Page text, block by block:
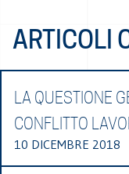
ARTICOLI
LA QUESTIONE
CONFLITTO
10 DICEMBRE 2018